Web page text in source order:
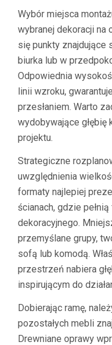
Wybór miejsca
wybranej dekoracji na
się punkty znajdujące
biurka lub w
Odpowiednia
linii wzroku,
przesłaniem. Warto
wydobywające
projektu.
Strategiczne
uwzględnienia
formaty najlepiej
ścianach, gdzie
dekoracyjnego.
przemyślane grupy,
sofą lub komodą.
przestrzeń nabiera
inspirującym do
Dobierając ramę,
pozostałych mebli
Drewniane oprawy